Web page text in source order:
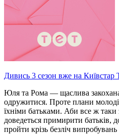
Дивись 3 сезон вже на Київстар
Юля та Рома — щаслива
одружитися. Проте плани
їхніми батьками. Аби все ж таки
доведеться примирити батьків,
пройти крізь безліч випробувань